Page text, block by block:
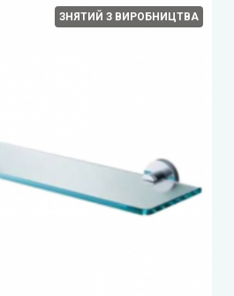
ЗНЯТИЙ З ВИРОБНИЦТВА